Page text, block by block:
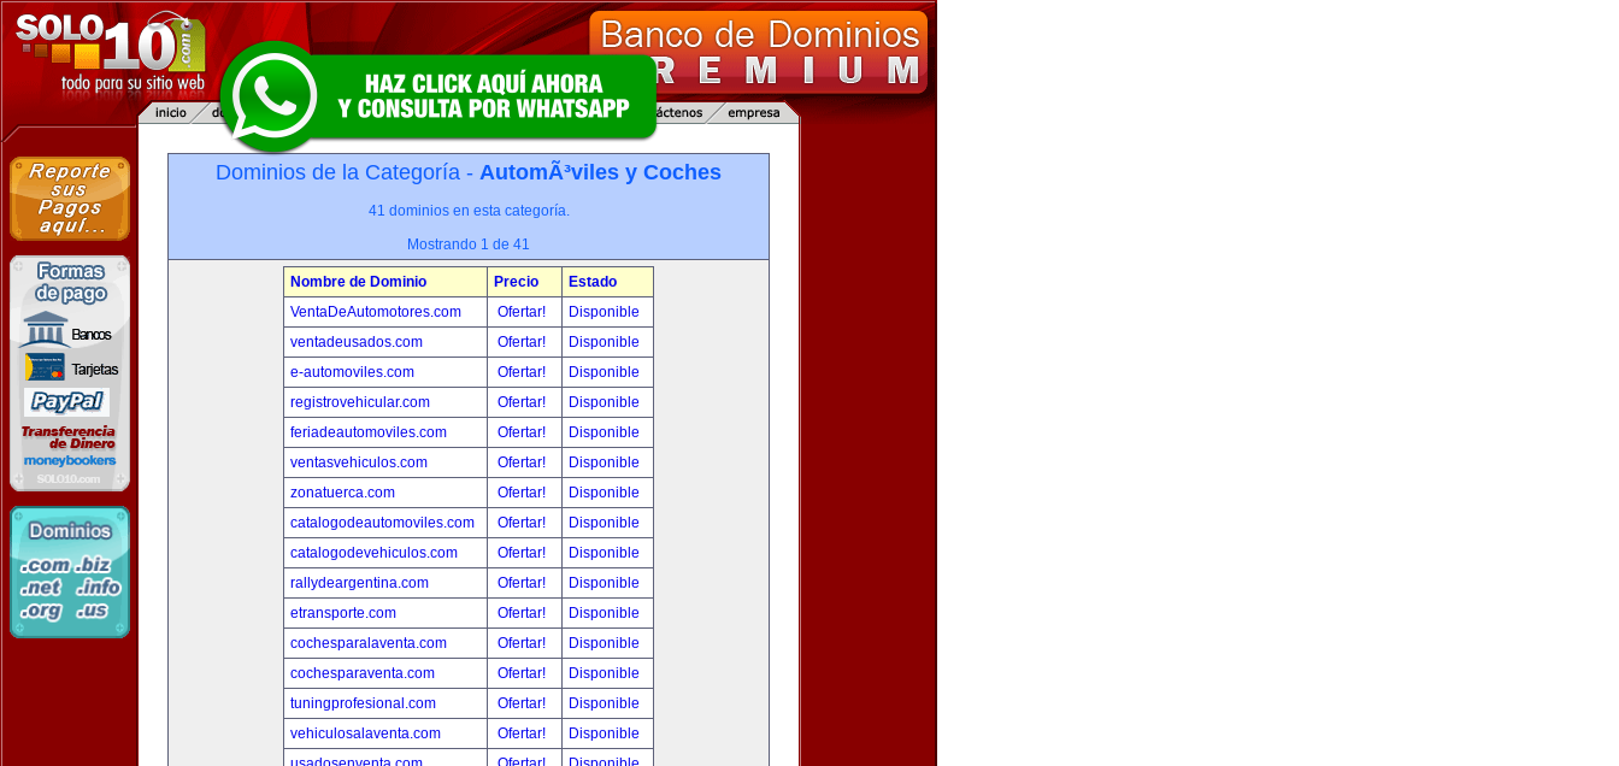
Dominios de la Categoría - AutomÃ³viles y Coches
41 dominios en esta categoría.
Mostrando 1 de 41
Nombre de Dominio Precio
Estado
VentaDeAutomotores.com
Ofertar!
Disponible
ventadeusados.com
Ofertar!
Disponible
e-automoviles.com
Ofertar!
Disponible
registrovehicular.com
Ofertar!
Disponible
feriadeautomoviles.com
Ofertar!
Disponible
ventasvehiculos.com
Ofertar!
Disponible
zonatuerca.com
Ofertar!
Disponible
catalogodeautomoviles.com
Ofertar!
Disponible
catalogodevehiculos.com
Ofertar!
Disponible
rallydeargentina.com
Ofertar!
Disponible
etransporte.com
Ofertar!
Disponible
cochesparalaventa.com
Ofertar!
Disponible
cochesparaventa.com
Ofertar!
Disponible
tuningprofesional.com
Ofertar!
Disponible
vehiculosalaventa.com
Ofertar!
Disponible